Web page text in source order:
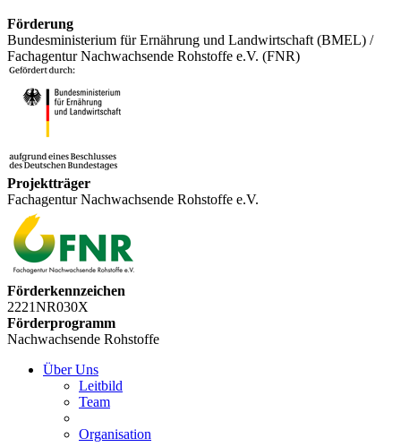
Förderung
Bundesministerium für Ernährung und Landwirtschaft (BMEL) /
Fachagentur Nachwachsende Rohstoffe e.V. (FNR)
Projektträger
Fachagentur Nachwachsende Rohstoffe e.V.
Förderkennzeichen
2221NR030X
Förderprogramm
Nachwachsende Rohstoffe
Über Uns
Leitbild
Team
Organisation